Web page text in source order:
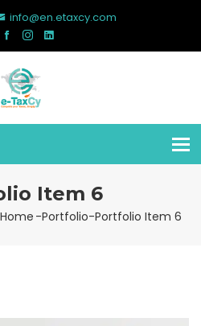
info@en.etaxcy.com
Item 6
Home -Portfolio-Portfolio Item 6